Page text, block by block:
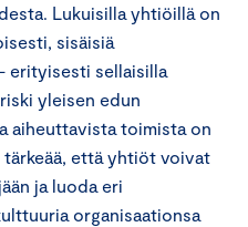
Lukuisilla yhtiöillä on
sisäisiä
erityisesti sellaisilla
yleisen edun
aiheuttavista toimista on
tärkeää, että yhtiöt voivat
ja luoda eri
organisaationsa